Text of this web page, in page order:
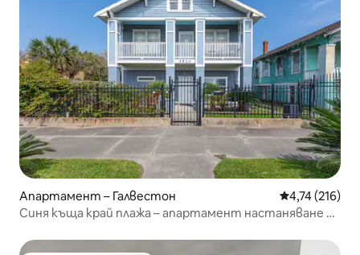
Апартамент – Галвестон Средна
4,74 (216)
Синя къща край плажа – апартамент настаняване на